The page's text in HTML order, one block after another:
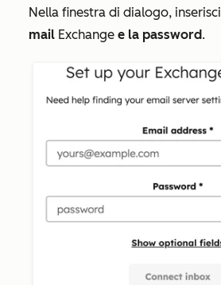
Nella finestra di dialogo, inserisci
mail Exchange e la password.